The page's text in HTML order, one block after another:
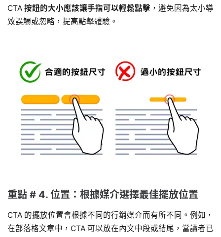
CTA 按鈕的大小應該讓手指可以輕鬆點擊 ，避免因為太小導
致誤觸或忽略，提高點擊體驗。
重點 # 4. 位置：根據媒介選擇最佳擺放位置
CTA 的擺放位置會根據不同的行銷媒介而有所不同。例如，
在部落格文章中，CTA 可以放在內文中段或結尾，當讀者已